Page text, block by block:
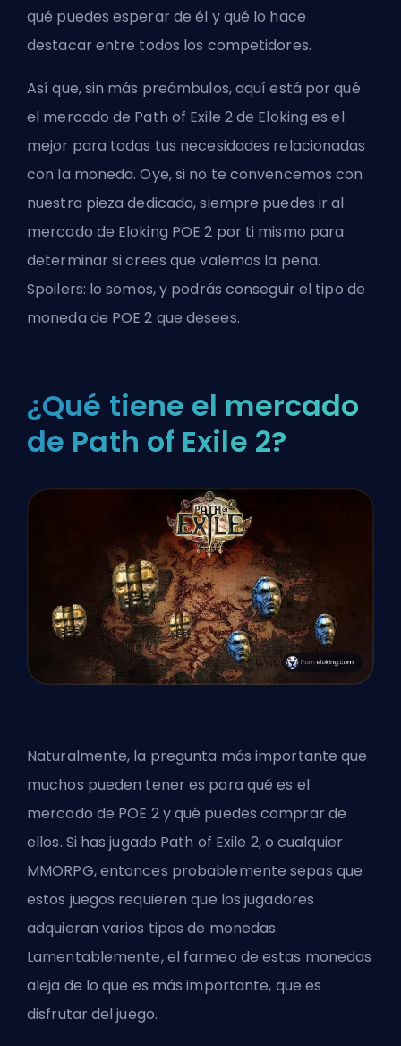
qué puedes esperar de él y qué lo hace
destacar entre todos los competidores.
Así que, sin más preámbulos, aquí está por qué
el mercado de Path of Exile 2 de Eloking es el
mejor para todas tus necesidades relacionadas
con la moneda. Oye, si no te convencemos con
nuestra pieza dedicada, siempre puedes ir al
mercado de Eloking POE 2 por ti mismo para
determinar si crees que valemos la pena.
Spoilers: lo somos, y podrás conseguir el tipo de
moneda de POE 2 que desees.
¿Qué tiene el mercado
de Path of Exile 2?
Naturalmente, la pregunta más importante que
muchos pueden tener es para qué es el
mercado de POE 2 y qué puedes comprar de
ellos. Si has jugado Path of Exile 2, o cualquier
MMORPG, entonces probablemente sepas que
estos juegos requieren que los jugadores
adquieran varios tipos de monedas.
Lamentablemente, el farmeo de estas monedas
aleja de lo que es más importante, que es
disfrutar del juego.